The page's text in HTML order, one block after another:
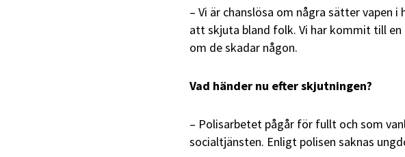
– Vi är chanslösa om några sätter vapen
att skjuta bland folk. Vi har kommit till
om de skadar någon.
Vad händer nu efter skjutningen?
– Polisarbetet pågår för fullt och som
socialtjänsten. Enligt polisen saknas